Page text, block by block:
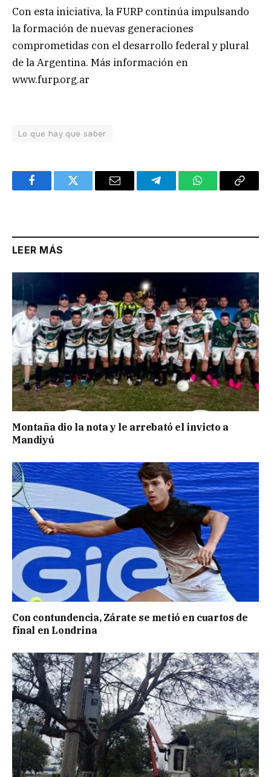
Con esta iniciativa, la FURP continúa impulsando
la formación de nuevas generaciones
comprometidas con el desarrollo federal y plural
de la Argentina. Más información en
www.furp.org.ar
Lo que hay que saber
FacebookTwitter Email TelegramWhatsAppCopy
LEER MÁS
Montaña dio la nota y le arrebató el invicto a
Mandiyú
Con contundencia, Zárate se metió en cuartos de
final en Londrina